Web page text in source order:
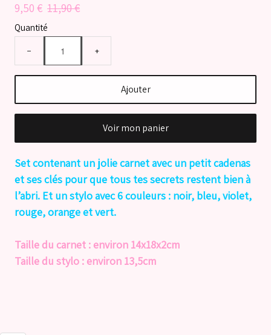
9,50 € 11,90 €
Quantité
− +
Ajouter
Voir mon panier
Set contenant un jolie carnet avec un petit cadenas
et ses clés pour que tous tes secrets restent bien à
l’abri. Et un stylo avec 6 couleurs : noir, bleu, violet,
rouge, orange et vert.
Taille du carnet : environ 14x18x2cm
Taille du stylo : environ 13,5cm